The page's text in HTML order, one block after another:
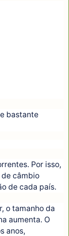
bastante
Por isso,
câmbio
de cada país.
o tamanho da
aumenta. O
anos,